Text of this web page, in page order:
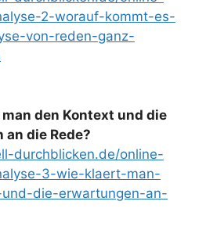
2-worauf-kommt-es-
von-reden-ganz-
den Kontext und die
an die Rede?
durchblicken.de/online-
3-wie-klaert-man-
die-erwartungen-an-